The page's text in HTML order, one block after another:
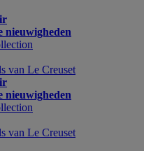
nieuwigheden
van Le Creuset
nieuwigheden
van Le Creuset